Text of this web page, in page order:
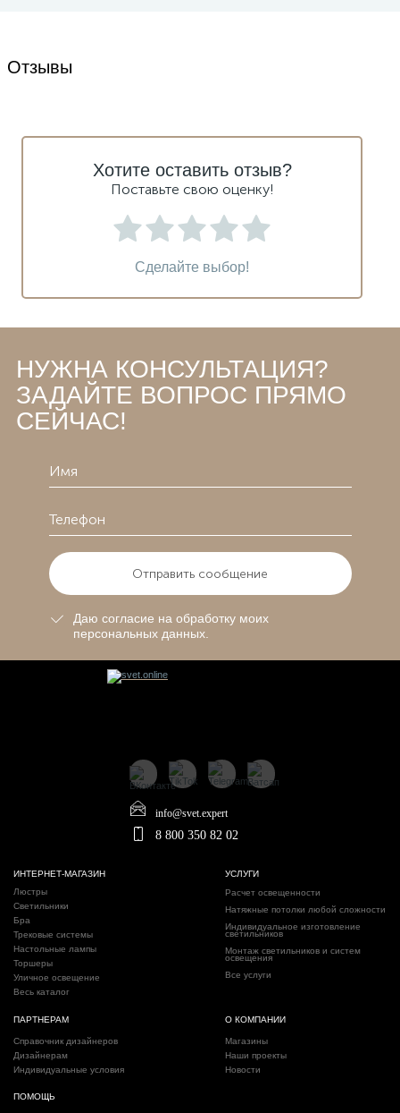
Отзывы
Хотите оставить отзыв?
Поставьте свою оценку!
Сделайте выбор!
НУЖНА КОНСУЛЬТАЦИЯ?
ЗАДАЙТЕ ВОПРОС ПРЯМО
СЕЙЧАС!
Отправить сообщение
Даю согласие на обработку моих
персональных данных.
info@svet.expert
8 800 350 82 02
ИНТЕРНЕТ-МАГАЗИН
Люстры
Светильники
Бра
Трековые системы
Настольные лампы
Торшеры
Уличное освещение
Весь каталог
УСЛУГИ
Расчет освещенности
Натяжные потолки любой сложности
Индивидуальное изготовление
светильников
Монтаж светильников и систем
освещения
Все услуги
О КОМПАНИИ
Магазины
Наши проекты
Новости
ПАРТНЕРАМ
Справочник дизайнеров
Дизайнерам
Индивидуальные условия
ПОМОЩЬ